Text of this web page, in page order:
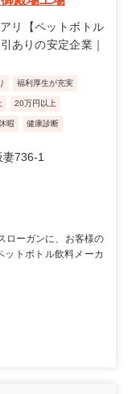
リ【ペットボトル
ありの安定企業｜
福利厚生が充実
20万円以上
暇 健康診断
妻736-1
ローガンに、お客様の
トボトル飲料メーカ